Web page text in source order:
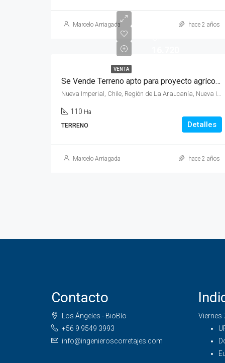
Marcelo Arriagada hace 2 años
VENTA
Se Vende Terreno apto para proyecto agrícola, ganadero y forestal.
Nueva Imperial, Chile, Región de La Araucanía, Nueva Imperial,
110 Ha
TERRENO
Detalles
Marcelo Arriagada hace 2 años
Contacto
Los Ángeles - BioBío
+56 9 9549 3993
info@ingenieroscorretajes.com
Viernes